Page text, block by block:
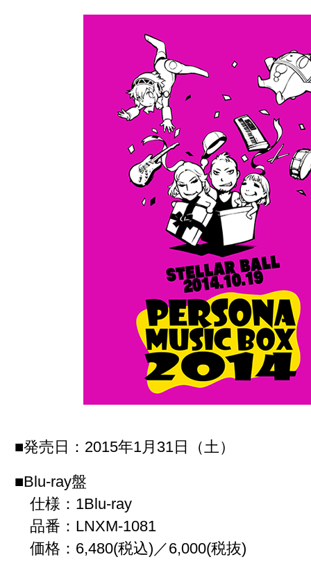
■発売日： 2015年1月31日（土）
■Blu-ray盤
仕様：1Blu-ray
品番：LNXM-1081
価格：6,480(税込)／6,000(税抜)